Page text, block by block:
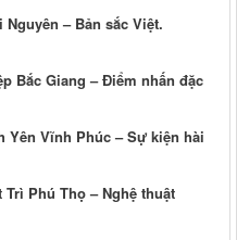
– Bản sắc Việt.
Bắc Giang – Điểm nhấn đặc
Yên Vĩnh Phúc – Sự kiện hài
Phú Thọ – Nghệ thuật